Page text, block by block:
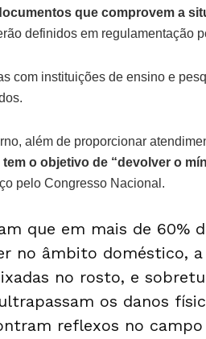
que comprovem a
definidos em regulamentação
com instituições de ensino e
além de proporcionar
tem o objetivo de “devolver o
pelo Congresso Nacional.
que em mais de 60%
no âmbito doméstico,
no rosto, e
os danos
reflexos no